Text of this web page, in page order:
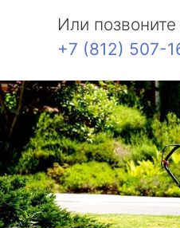
Или
+7 (812) 507-